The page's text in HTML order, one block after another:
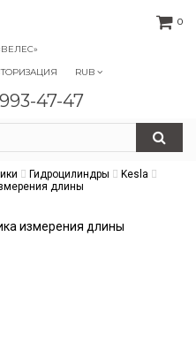
0
RUB
47-47
Гидроцилиндры
Kesla
длины